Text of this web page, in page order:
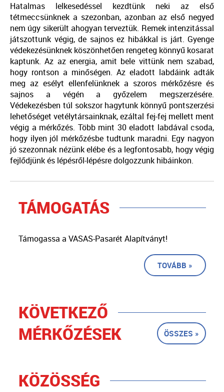
Hatalmas lelkesedéssel kezdtünk neki az első
tétmeccsünknek a szezonban, azonban az első negyed
nem úgy sikerült ahogyan terveztük. Remek intenzitással
játszottunk végig, de sajnos ez hibákkal is járt. Gyenge
védekezésünknek köszönhetően rengeteg könnyű kosarat
kaptunk. Az az energia, amit bele vittünk nem szabad,
hogy rontson a minőségen. Az eladott labdáink adták
meg az esélyt ellenfelünknek a szoros mérkőzésre és
sajnos a végén a győzelem megszerzésére.
Védekezésben túl sokszor hagytunk könnyű pontszerzési
lehetőséget vetélytársainknak, ezáltal fej-fej mellett ment
végig a mérkőzés. Több mint 30 eladott labdával csoda,
hogy ilyen jól mérkőzésbe tudtunk maradni. Egy nagyon
jó szezonnak nézünk elébe és a legfontosabb, hogy végig
fejlődjünk és lépésről-lépésre dolgozzunk hibáinkon.
TÁMOGATÁS
Támogassa a VASAS-Pasarét Alapítványt!
TOVÁBB »
KÖVETKEZŐ
MÉRKŐZÉSEK
ÖSSZES »
KÖZÖSSÉG